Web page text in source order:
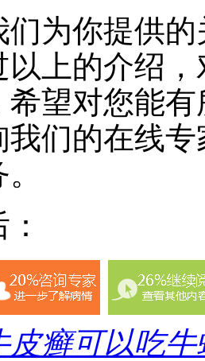
们为你提供
以上的介绍
希望对您能
我们的在线
皮癣可以吃牛